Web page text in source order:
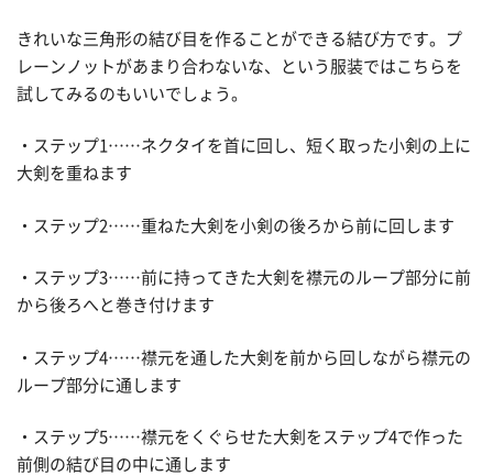
きれいな三角形の結び目を作ることができる結び方です。プ
レーンノットがあまり合わないな、という服装ではこちらを
試してみるのもいいでしょう。
・ステップ1……ネクタイを首に回し、短く取った小剣の上に
大剣を重ねます
・ステップ2……重ねた大剣を小剣の後ろから前に回します
・ステップ3……前に持ってきた大剣を襟元のループ部分に前
から後ろへと巻き付けます
・ステップ4……襟元を通した大剣を前から回しながら襟元の
ループ部分に通します
・ステップ5……襟元をくぐらせた大剣をステップ4で作った
前側の結び目の中に通します